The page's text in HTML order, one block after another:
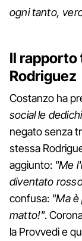
ogni tanto,
Il rapporto
Rodriguez
Costanzo ha
social le
negato senza
stessa
aggiunto: "Me
diventato
confusa: "Ma è
matto!".
la Provvedi e